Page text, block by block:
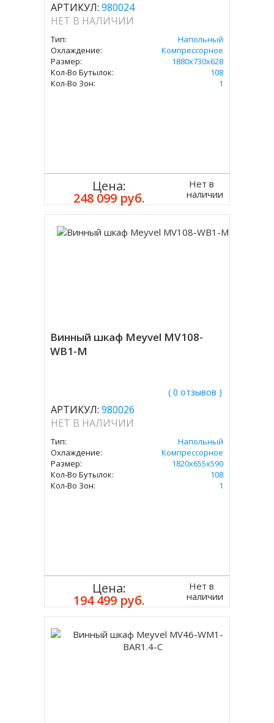
АРТИКУЛ: 980024
НЕТ В НАЛИЧИИ
Тип:
Напольный
Охлаждение:
Компрессорное
Размер:
1880х730х628
Кол-Во Бутылок:
108
Кол-Во Зон:
1
Цена:
248 099 руб.
Нет в
наличии
Винный шкаф Meyvel MV108-
WB1-M
( 0 отзывов )
АРТИКУЛ: 980026
НЕТ В НАЛИЧИИ
Тип:
Напольный
Охлаждение:
Компрессорное
Размер:
1820х655х590
Кол-Во Бутылок:
108
Кол-Во Зон:
1
Цена:
194 499 руб.
Нет в
наличии